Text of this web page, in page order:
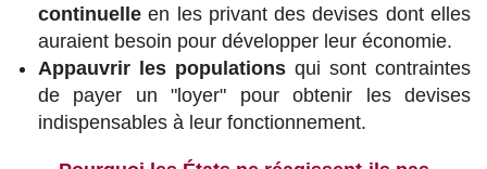
continuelle en les privant des devises dont elles
auraient besoin pour développer leur économie.
Appauvrir les populations qui sont contraintes
de payer un "loyer" pour obtenir les devises
indispensables à leur fonctionnement.